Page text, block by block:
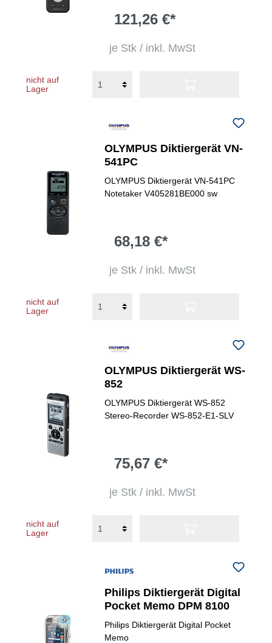
121,26 €*
je Stk / inkl. MwSt
nicht auf
Lager
OLYMPUS Diktiergerät VN-
541PC
OLYMPUS Diktiergerät VN-541PC
Notetaker V405281BE000 sw
68,18 €*
je Stk / inkl. MwSt
nicht auf
Lager
OLYMPUS Diktiergerät WS-
852
OLYMPUS Diktiergerät WS-852
Stereo-Recorder WS-852-E1-SLV
75,67 €*
je Stk / inkl. MwSt
nicht auf
Lager
Philips Diktiergerät Digital
Pocket Memo DPM 8100
Philips Diktiergerät Digital Pocket
Memo